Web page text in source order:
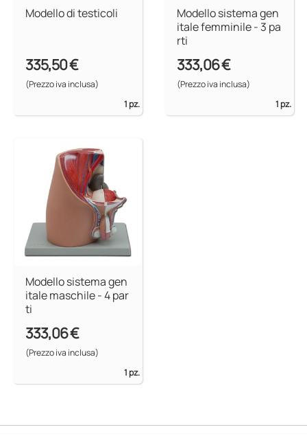
Modello di testicoli
335,50 €
(Prezzo iva inclusa)
1 pz.
Modello sistema gen
itale femminile - 3 pa
rti
333,06 €
(Prezzo iva inclusa)
1 pz.
Modello sistema gen
itale maschile - 4 par
ti
333,06 €
(Prezzo iva inclusa)
1 pz.